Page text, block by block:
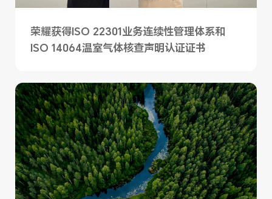
荣耀获得ISO 22301业务连续性管理体系和
ISO 14064温室气体核查声明认证证书